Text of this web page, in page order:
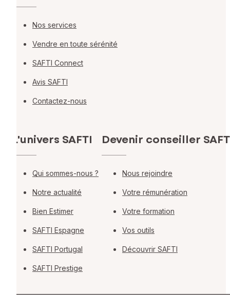
Nos services
Vendre en toute sérénité
SAFTI Connect
Avis SAFTI
Contactez-nous
L'univers SAFTI
Qui sommes-nous ?
Notre actualité
Bien Estimer
SAFTI Espagne
SAFTI Portugal
SAFTI Prestige
Devenir conseiller
Nous rejoindre
Votre rémunération
Votre formation
Vos outils
Découvrir SAFTI